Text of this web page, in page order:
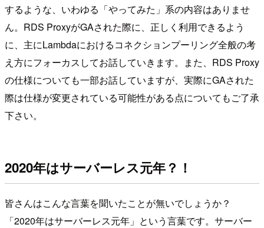
するような、いわゆる「やってみた」系の内容はありませ
ん。RDS ProxyがGAされた際に、正しく利用できるよう
に、主にLambdaにおけるコネクションプーリング全般の考
え方にフォーカスしてお話していきます。また、RDS Proxy
の仕様についても一部お話していますが、実際にGAされた
際は仕様が変更されている可能性がある点についてもご了承
下さい。
2020年はサーバーレス元年？！
皆さんはこんな言葉を聞いたことが無いでしょうか？
「2020年はサーバーレス元年」という言葉です。サーバー